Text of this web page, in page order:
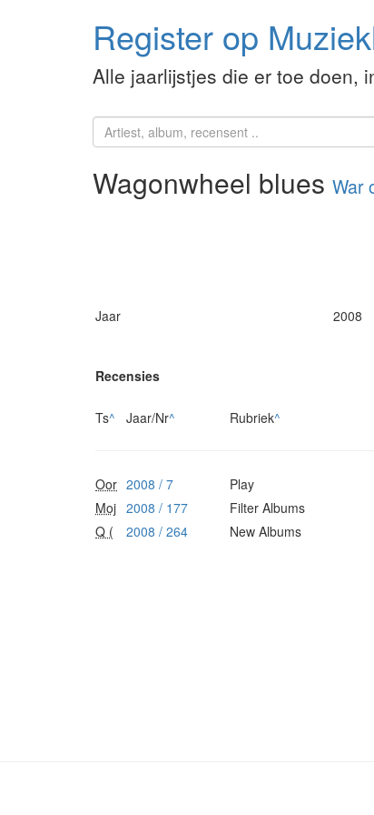
Register op
Alle jaarlijstjes die er toe doen,
Wagonwheel blues War
Jaar 2008
Recensies
Ts^ Jaar/Nr^ Rubriek^
Oor 2008 / 7 Play
Moj 2008 / 177 Filter Albums
Q (
2008 / 264 New Albums